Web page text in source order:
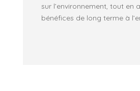
sur l’environnement, tout en
bénéfices de long terme à